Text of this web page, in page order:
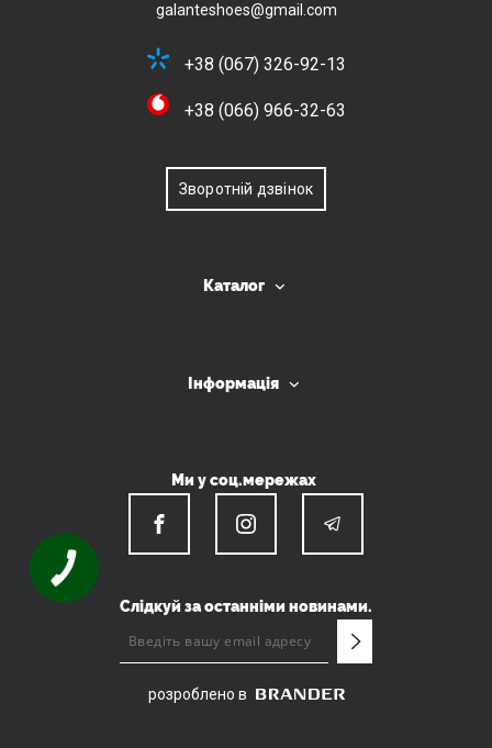
galanteshoes@gmail.com
+38 (067) 326-92-13
+38 (066) 966-32-63
Зворотній дзвінок
Каталог
Інформація
Ми у соц.мережах
Слідкуй за останніми новинами.
розроблено в
КНОПКА
ЗВ'ЯЗКУ